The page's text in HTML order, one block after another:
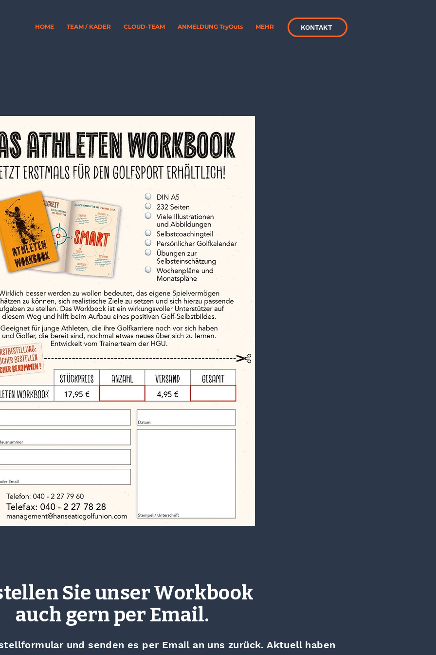
HOME TEAM / KADER CLOUD-TEAM ANMELDUNG TryOuts MEHR KONTAKT
Sie unser Workbook
auch gern per Email.
und senden es per Email an uns zurück. Aktuell haben